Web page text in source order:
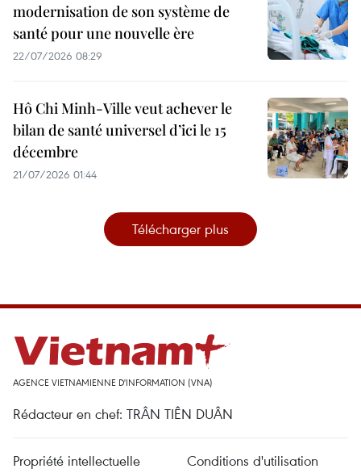
modernisation de son système de
santé pour une nouvelle ère
22/07/2026 08:29
Hô Chi Minh-Ville veut achever le
bilan de santé universel d’ici le 15
décembre
21/07/2026 01:44
Télécharger plus
AGENCE VIETNAMIENNE D'INFORMATION (VNA)
Rédacteur en chef: TRÂN TIÊN DUÂN
Propriété intellectuelle
Conditions d'utilisation